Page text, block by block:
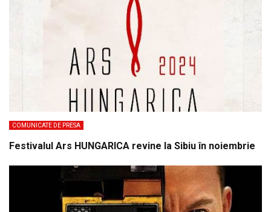
COMUNICATE DE PRESA
Festivalul Ars HUNGARICA revine la Sibiu în noiembrie